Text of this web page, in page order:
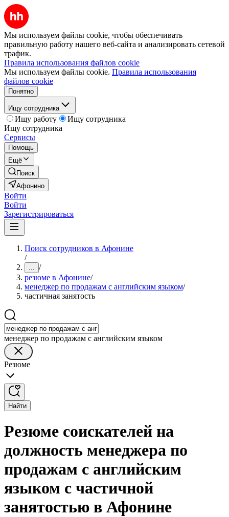
Мы используем файлы cookie, чтобы обеспечивать
правильную работу нашего веб-сайта и анализировать сетевой
трафик.
Правила использования файлов cookie
Мы используем файлы cookie. Правила использования
файлов cookie
Понятно
Ищу сотрудника
Ищу работу
Ищу сотрудника
Ищу сотрудника
Сервисы
Помощь
Ещё
Поиск
Афонино
Войти
Войти
Зарегистрироваться
Поиск сотрудников в Афонине
/
... /
резюме в Афонине/
менеджер по продажам с английским языком/
частичная занятость
менеджер по продажам с английским языком
Резюме
Найти
Резюме соискателей на
должность менеджера по
продажам с английским
языком с частичной
занятостью в Афонине